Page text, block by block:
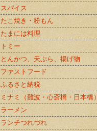
スパイス
たこ焼き・粉もん
たまには料理
トミー
とんかつ、天ぷら、揚げ物
ファストフード
ふるさと納税
ミナミ（難波・心斎橋・日本橋）
ラーメン
ランチつれづれ